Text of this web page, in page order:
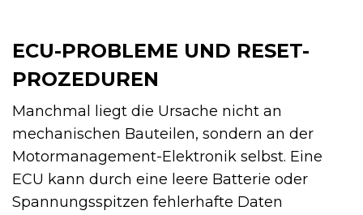
ECU-PROBLEME UND RESET-
PROZEDUREN
Manchmal liegt die Ursache nicht an
mechanischen Bauteilen, sondern an der
Motormanagement-Elektronik selbst. Eine
ECU kann durch eine leere Batterie oder
Spannungsspitzen fehlerhafte Daten